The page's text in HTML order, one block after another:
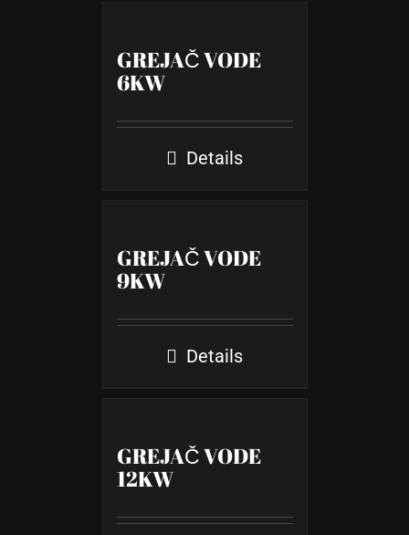
GREJAČ VODE
6KW
Details
GREJAČ VODE
9KW
Details
GREJAČ VODE
12KW